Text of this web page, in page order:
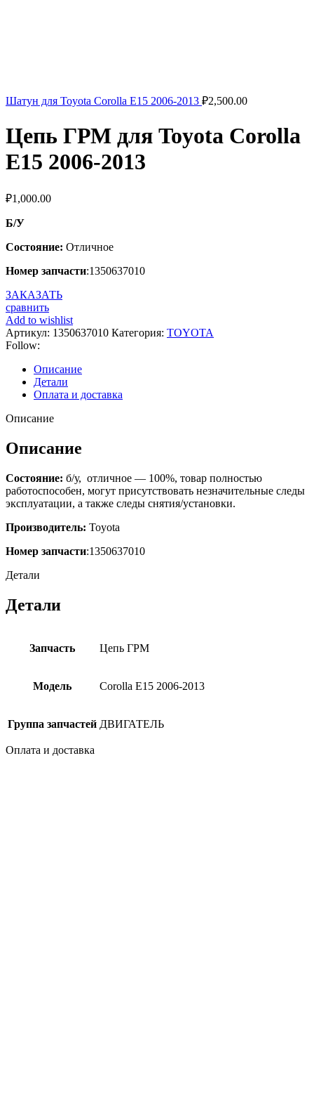
Шатун для Toyota Corolla E15 2006-2013 ₽2,500.00
Цепь ГРМ для Toyota Corolla
E15 2006-2013
₽1,000.00
Б/У
Состояние: Отличное
Номер запчасти:1350637010
ЗАКАЗАТЬ
сравнить
Add to wishlist
Артикул: 1350637010 Категория: TOYOTA
Follow:
Описание
Детали
Оплата и доставка
Описание
Описание
Состояние: б/у, отличное — 100%, товар полностью
работоспособен, могут присутствовать незначительные следы
эксплуатации, а также следы снятия/установки.
Производитель: Toyota
Номер запчасти:1350637010
Детали
Детали
Запчасть Цепь ГРМ
Модель Corolla E15 2006-2013
Группа запчастей ДВИГАТЕЛЬ
Оплата и доставка